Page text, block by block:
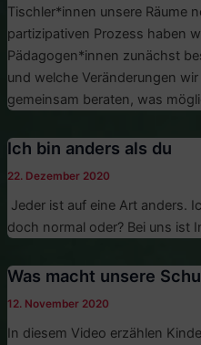
Tischler*innen unsere Räume
partizipativen Prozess haben
Pädagogen*innen zunächst
und welche Veränderungen
gemeinsam beraten, was
Ich bin anders als du
22. Dezember 2020
Jeder ist auf eine Art anders.
doch normal oder? Bei uns ist
Was macht unsere
12. November 2020
In diesem Video erzählen